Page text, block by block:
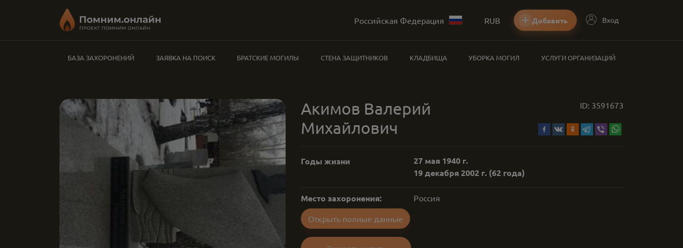
Российская Федерация RUB Добавить Вход
БАЗА ЗАХОРОНЕНИЙ ЗАЯВКА НА ПОИСК БРАТСКИЕ МОГИЛЫ СТЕНА ЗАЩИТНИКОВ КЛАДБИЩА УБОРКА МОГИЛ УСЛУГИ ОРГАНИЗАЦИЙ
Акимов Валерий
Михайлович
ID: 3591673
Годы жизни
27 мая 1940 г.
19 декабря 2002 г. (62 года)
Место захоронения: Россия
Открыть полные данные